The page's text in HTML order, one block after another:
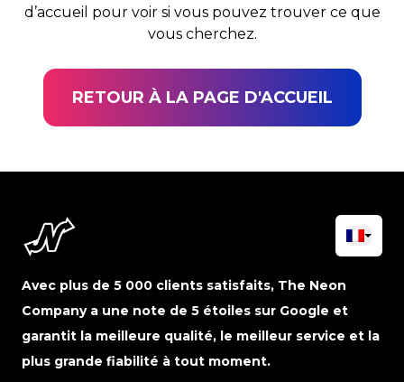
d’accueil pour voir si vous pouvez trouver ce que
vous cherchez.
RETOUR À LA PAGE D'ACCUEIL
Avec plus de 5 000 clients satisfaits, The Neon
Company a une note de 5 étoiles sur Google et
garantit la meilleure qualité, le meilleur service et la
plus grande fiabilité à tout moment.